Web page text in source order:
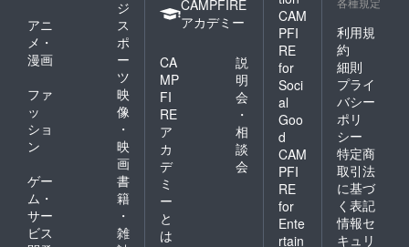
ジ
アニ
メ・
漫画
ス
ポ
ー
ツ
ファ
ッ
ショ
ン
映
像
・
映
画
ゲー
ム・
サー
ビス
書
籍
・
雑
CAMPFIRE
アカデミー
CA
MP
FI
RE
ア
カ
デ
ミ
ー
と
は
説
明
会
・
相
談
会
CAM
PFI
RE
for
Soci
al
Goo
d
CAM
PFI
RE
for
Ente
rtain
利用規
約
細則
プライ
バシー
ポリ
シー
特定商
取引法
に基づ
く表記
情報セ
キュリ